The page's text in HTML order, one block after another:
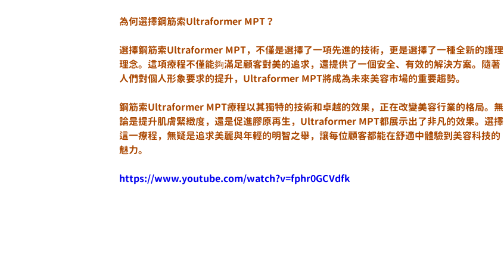
為何選擇鋼筋索Ultraformer MPT？
選擇鋼筋索Ultraformer MPT，不僅是選擇了一項先進的技術，更是選擇了一種全新的護理
理念。這項療程不僅能夠滿足顧客對美的追求，還提供了一個安全、有效的解決方案。隨著
人們對個人形象要求的提升，Ultraformer MPT將成為未來美容市場的重要趨勢。
鋼筋索Ultraformer MPT療程以其獨特的技術和卓越的效果，正在改變美容行業的格局。無
論是提升肌膚緊緻度，還是促進膠原再生，Ultraformer MPT都展示出了非凡的效果。選擇
這一療程，無疑是追求美麗與年輕的明智之舉，讓每位顧客都能在舒適中體驗到美容科技的
魅力。
https://www.youtube.com/watch?v=fphr0GCVdfk